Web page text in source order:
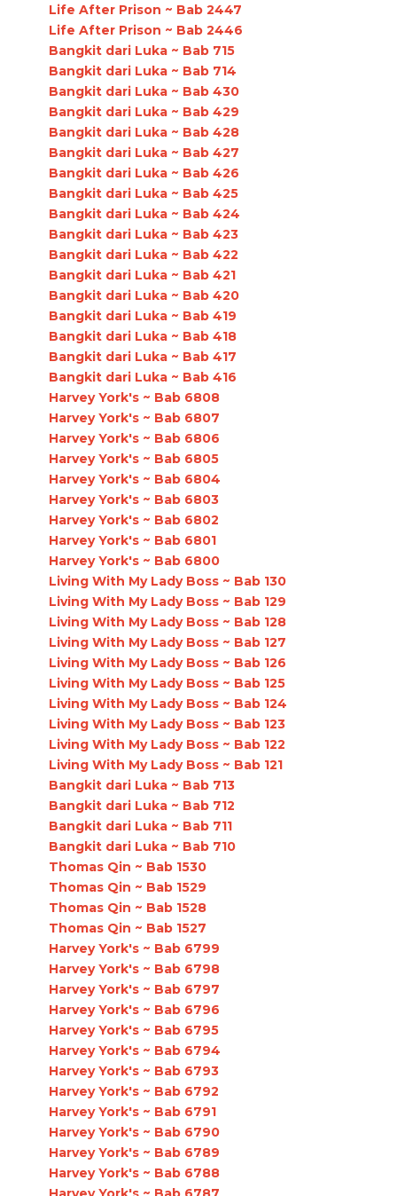
Life After Prison ~ Bab 2447
Life After Prison ~ Bab 2446
Bangkit dari Luka ~ Bab 715
Bangkit dari Luka ~ Bab 714
Bangkit dari Luka ~ Bab 430
Bangkit dari Luka ~ Bab 429
Bangkit dari Luka ~ Bab 428
Bangkit dari Luka ~ Bab 427
Bangkit dari Luka ~ Bab 426
Bangkit dari Luka ~ Bab 425
Bangkit dari Luka ~ Bab 424
Bangkit dari Luka ~ Bab 423
Bangkit dari Luka ~ Bab 422
Bangkit dari Luka ~ Bab 421
Bangkit dari Luka ~ Bab 420
Bangkit dari Luka ~ Bab 419
Bangkit dari Luka ~ Bab 418
Bangkit dari Luka ~ Bab 417
Bangkit dari Luka ~ Bab 416
Harvey York's ~ Bab 6808
Harvey York's ~ Bab 6807
Harvey York's ~ Bab 6806
Harvey York's ~ Bab 6805
Harvey York's ~ Bab 6804
Harvey York's ~ Bab 6803
Harvey York's ~ Bab 6802
Harvey York's ~ Bab 6801
Harvey York's ~ Bab 6800
Living With My Lady Boss ~ Bab 130
Living With My Lady Boss ~ Bab 129
Living With My Lady Boss ~ Bab 128
Living With My Lady Boss ~ Bab 127
Living With My Lady Boss ~ Bab 126
Living With My Lady Boss ~ Bab 125
Living With My Lady Boss ~ Bab 124
Living With My Lady Boss ~ Bab 123
Living With My Lady Boss ~ Bab 122
Living With My Lady Boss ~ Bab 121
Bangkit dari Luka ~ Bab 713
Bangkit dari Luka ~ Bab 712
Bangkit dari Luka ~ Bab 711
Bangkit dari Luka ~ Bab 710
Thomas Qin ~ Bab 1530
Thomas Qin ~ Bab 1529
Thomas Qin ~ Bab 1528
Thomas Qin ~ Bab 1527
Harvey York's ~ Bab 6799
Harvey York's ~ Bab 6798
Harvey York's ~ Bab 6797
Harvey York's ~ Bab 6796
Harvey York's ~ Bab 6795
Harvey York's ~ Bab 6794
Harvey York's ~ Bab 6793
Harvey York's ~ Bab 6792
Harvey York's ~ Bab 6791
Harvey York's ~ Bab 6790
Harvey York's ~ Bab 6789
Harvey York's ~ Bab 6788